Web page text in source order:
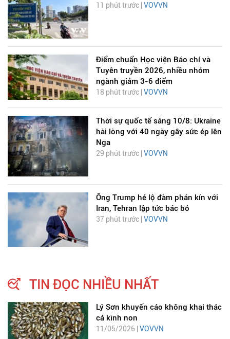
11 phút trước | VOVVN
Điểm chuẩn Học viện Báo chí và
Tuyên truyền 2026, nhiều nhóm
ngành giảm 3-6 điểm
18 phút trước | VOVVN
Thời sự quốc tế sáng 10/8: Ukraine
hài lòng với 40 ngày gây sức ép lên
Nga
29 phút trước | VOVVN
Ông Trump hé lộ đàm phán kín với
Iran, Tehran lập tức bác bỏ
37 phút trước | VOVVN
TIN ĐỌC NHIỀU NHẤT
Lý Sơn khuyến cáo không khai thác
cá kình non
11/05/2026 |VOVVN